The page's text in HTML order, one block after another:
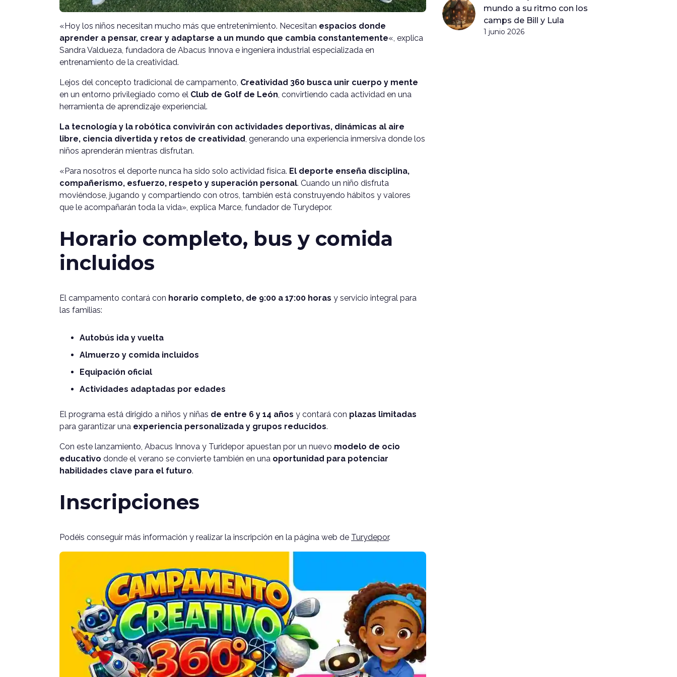
«Hoy los niños necesitan mucho más que entretenimiento. Necesitan espacios donde
aprender a pensar, crear y adaptarse a un mundo que cambia constantemente«, explica
Sandra Valdueza, fundadora de Abacus Innova e ingeniera industrial especializada en
entrenamiento de la creatividad.
Lejos del concepto tradicional de campamento, Creatividad 360 busca unir cuerpo y mente
en un entorno privilegiado como el Club de Golf de León, convirtiendo cada actividad en una
herramienta de aprendizaje experiencial.
La tecnología y la robótica convivirán con actividades deportivas, dinámicas al aire
libre, ciencia divertida y retos de creatividad, generando una experiencia inmersiva donde los
niños aprenderán mientras disfrutan.
«Para nosotros el deporte nunca ha sido solo actividad física. El deporte enseña disciplina,
compañerismo, esfuerzo, respeto y superación personal. Cuando un niño disfruta
moviéndose, jugando y compartiendo con otros, también está construyendo hábitos y valores
que le acompañarán toda la vida», explica Marce, fundador de Turydepor.
Horario completo, bus y comida
incluidos
El campamento contará con horario completo, de 9:00 a 17:00 horas y servicio integral para
las familias:
Autobús ida y vuelta
Almuerzo y comida incluidos
Equipación oficial
Actividades adaptadas por edades
El programa está dirigido a niños y niñas de entre 6 y 14 años y contará con plazas limitadas
para garantizar una experiencia personalizada y grupos reducidos.
Con este lanzamiento, Abacus Innova y Turidepor apuestan por un nuevo modelo de ocio
educativo donde el verano se convierte también en una oportunidad para potenciar
habilidades clave para el futuro.
Inscripciones
Podéis conseguir más información y realizar la inscripción en la página web de Turydepor.
mundo a su ritmo con los
camps de Bill y Lula
1 junio 2026